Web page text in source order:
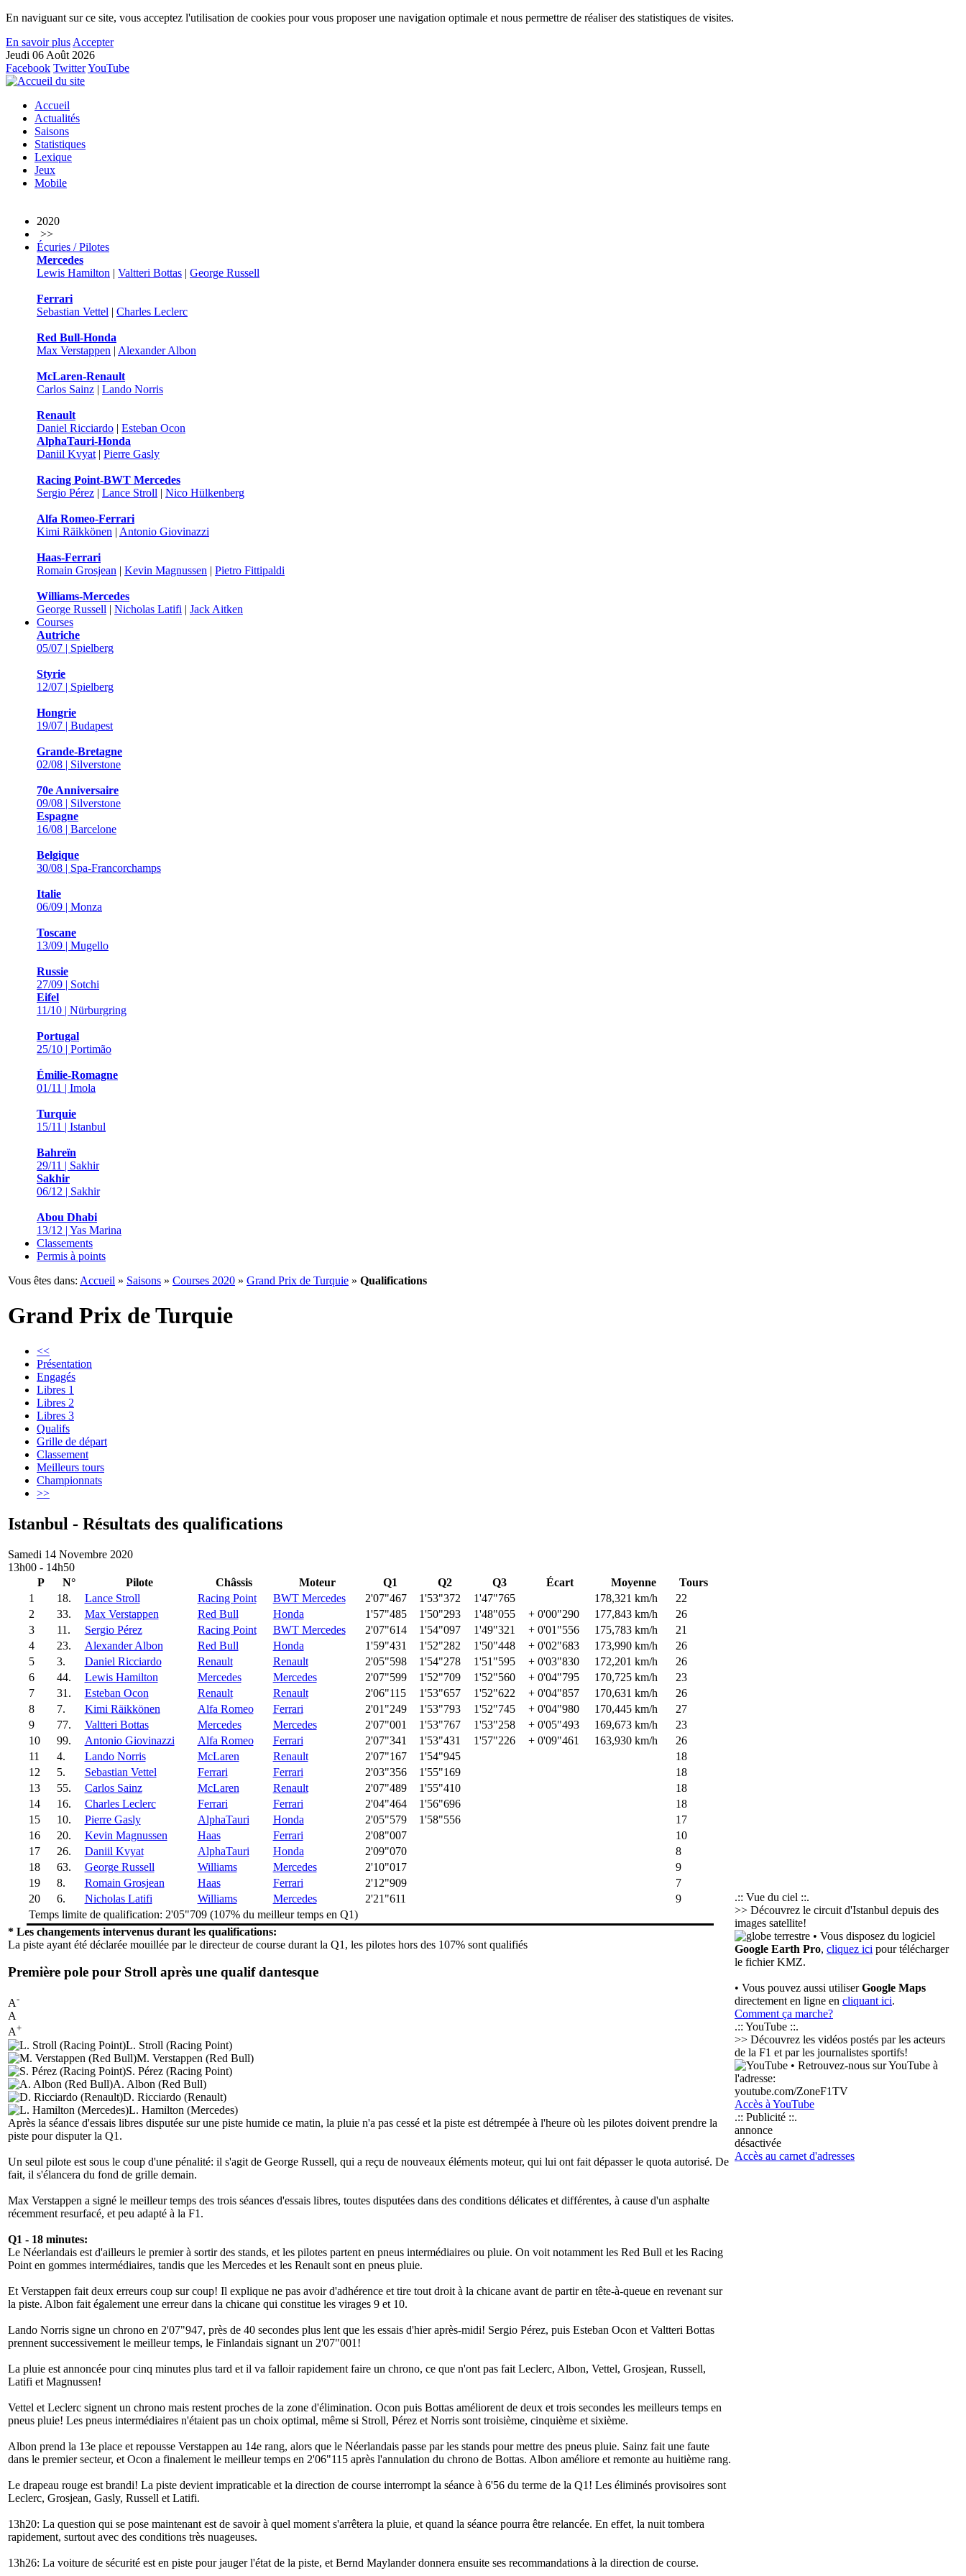
En naviguant sur ce site, vous acceptez l'utilisation de cookies pour vous proposer une navigation optimale et nous permettre de réaliser des statistiques de visites.
En savoir plus Accepter
Jeudi 06 Août 2026
Facebook TwitterYouTube
Accueil
Actualités
Saisons
Statistiques
Lexique
Jeux
Mobile
2020
>>
Écuries / Pilotes
Mercedes
Lewis Hamilton | Valtteri Bottas | George Russell
Ferrari
Sebastian Vettel | Charles Leclerc
Red Bull-Honda
Max Verstappen | Alexander Albon
McLaren-Renault
Carlos Sainz | Lando Norris
Renault
Daniel Ricciardo | Esteban Ocon
AlphaTauri-Honda
Daniil Kvyat | Pierre Gasly
Racing Point-BWT Mercedes
Sergio Pérez | Lance Stroll | Nico Hülkenberg
Alfa Romeo-Ferrari
Kimi Räikkönen | Antonio Giovinazzi
Haas-Ferrari
Romain Grosjean | Kevin Magnussen | Pietro Fittipaldi
Williams-Mercedes
George Russell | Nicholas Latifi | Jack Aitken
Courses
Autriche
05/07 | Spielberg
Styrie
12/07 | Spielberg
Hongrie
19/07 | Budapest
Grande-Bretagne
02/08 | Silverstone
70e Anniversaire
09/08 | Silverstone
Espagne
16/08 | Barcelone
Belgique
30/08 | Spa-Francorchamps
Italie
06/09 | Monza
Toscane
13/09 | Mugello
Russie
27/09 | Sotchi
Eifel
11/10 | Nürburgring
Portugal
25/10 | Portimão
Émilie-Romagne
01/11 | Imola
Turquie
15/11 | Istanbul
Bahreïn
29/11 | Sakhir
Sakhir
06/12 | Sakhir
Abou Dhabi
13/12 | Yas Marina
Classements
Permis à points
Vous êtes dans: Accueil » Saisons » Courses 2020 » Grand Prix de Turquie » Qualifications
Grand Prix de Turquie
<<
Présentation
Engagés
Libres 1
Libres 2
Libres 3
Qualifs
Grille de départ
Classement
Meilleurs tours
Championnats
>>
Istanbul - Résultats des qualifications
Samedi 14 Novembre 2020
13h00 - 14h50
P
N° Pilote Châssis Moteur Q1 Q2 Q3 Écart Moyenne
Tours
1
18. Lance Stroll Racing Point BWT Mercedes 2'07"467 1'53"372 1'47"765 178,321 km/h
22
2
33. Max Verstappen Red Bull Honda 1'57"485 1'50"293 1'48"055 + 0'00"290 177,843 km/h
26
3
11. Sergio Pérez Racing Point BWT Mercedes 2'07"614 1'54"097 1'49"321 + 0'01"556 175,783 km/h
21
4
23. Alexander Albon Red Bull Honda 1'59"431 1'52"282 1'50"448 + 0'02"683 173,990 km/h
26
5
3. Daniel Ricciardo Renault Renault 2'05"598 1'54"278 1'51"595 + 0'03"830 172,201 km/h
26
6
44. Lewis Hamilton Mercedes Mercedes 2'07"599 1'52"709 1'52"560 + 0'04"795 170,725 km/h
23
7
31. Esteban Ocon Renault Renault 2'06"115 1'53"657 1'52"622 + 0'04"857 170,631 km/h
26
8
7. Kimi Räikkönen Alfa Romeo Ferrari 2'01"249 1'53"793 1'52"745 + 0'04"980 170,445 km/h
27
9
77. Valtteri Bottas Mercedes Mercedes 2'07"001 1'53"767 1'53"258 + 0'05"493 169,673 km/h
23
10
99. Antonio Giovinazzi Alfa Romeo Ferrari 2'07"341 1'53"431 1'57"226 + 0'09"461 163,930 km/h
26
11
4. Lando Norris McLaren Renault 2'07"167 1'54"945
18
12
5. Sebastian Vettel Ferrari Ferrari 2'03"356 1'55"169
18
13
55. Carlos Sainz McLaren Renault 2'07"489 1'55"410
18
14
16. Charles Leclerc Ferrari Ferrari 2'04"464 1'56"696
18
15
10. Pierre Gasly AlphaTauri Honda 2'05"579 1'58"556
17
16
20. Kevin Magnussen Haas Ferrari 2'08"007
10
17
26. Daniil Kvyat AlphaTauri Honda 2'09"070
8
18
63. George Russell Williams Mercedes 2'10"017
9
19
8. Romain Grosjean Haas Ferrari 2'12"909
7
20
6. Nicholas Latifi Williams Mercedes 2'21"611
9
Temps limite de qualification: 2'05"709 (107% du meilleur temps en Q1)
* Les changements intervenus durant les qualifications:
La piste ayant été déclarée mouillée par le directeur de course durant la Q1, les pilotes hors des 107% sont qualifiés
Première pole pour Stroll après une qualif dantesque
A-
A
A+
L. Stroll (Racing Point)
M. Verstappen (Red Bull)
S. Pérez (Racing Point)
A. Albon (Red Bull)
D. Ricciardo (Renault)
L. Hamilton (Mercedes)
Après la séance d'essais libres disputée sur une piste humide ce matin, la pluie n'a pas cessé et la piste est détrempée à l'heure où les pilotes doivent prendre la
piste pour disputer la Q1.
Un seul pilote est sous le coup d'une pénalité: il s'agit de George Russell, qui a reçu de nouveaux éléments moteur, qui lui ont fait dépasser le quota autorisé. De
fait, il s'élancera du fond de grille demain.
Max Verstappen a signé le meilleur temps des trois séances d'essais libres, toutes disputées dans des conditions délicates et différentes, à cause d'un asphalte
récemment resurfacé, et peu adapté à la F1.
Q1 - 18 minutes:
Le Néerlandais est d'ailleurs le premier à sortir des stands, et les pilotes partent en pneus intermédiaires ou pluie. On voit notamment les Red Bull et les Racing
Point en gommes intermédiaires, tandis que les Mercedes et les Renault sont en pneus pluie.
Et Verstappen fait deux erreurs coup sur coup! Il explique ne pas avoir d'adhérence et tire tout droit à la chicane avant de partir en tête-à-queue en revenant sur
la piste. Albon fait également une erreur dans la chicane qui constitue les virages 9 et 10.
Lando Norris signe un chrono en 2'07"947, près de 40 secondes plus lent que les essais d'hier après-midi! Sergio Pérez, puis Esteban Ocon et Valtteri Bottas
prennent successivement le meilleur temps, le Finlandais signant un 2'07"001!
La pluie est annoncée pour cinq minutes plus tard et il va falloir rapidement faire un chrono, ce que n'ont pas fait Leclerc, Albon, Vettel, Grosjean, Russell,
Latifi et Magnussen!
Vettel et Leclerc signent un chrono mais restent proches de la zone d'élimination. Ocon puis Bottas améliorent de deux et trois secondes les meilleurs temps en
pneus pluie! Les pneus intermédiaires n'étaient pas un choix optimal, même si Stroll, Pérez et Norris sont troisième, cinquième et sixième.
Albon prend la 13e place et repousse Verstappen au 14e rang, alors que le Néerlandais passe par les stands pour mettre des pneus pluie. Sainz fait une faute
dans le premier secteur, et Ocon a finalement le meilleur temps en 2'06"115 après l'annulation du chrono de Bottas. Albon améliore et remonte au huitième rang.
Le drapeau rouge est brandi! La piste devient impraticable et la direction de course interrompt la séance à 6'56 du terme de la Q1! Les éliminés provisoires sont
Leclerc, Grosjean, Gasly, Russell et Latifi.
13h20: La question qui se pose maintenant est de savoir à quel moment s'arrêtera la pluie, et quand la séance pourra être relancée. En effet, la nuit tombera
rapidement, surtout avec des conditions très nuageuses.
13h26: La voiture de sécurité est en piste pour jauger l'état de la piste, et Bernd Maylander donnera ensuite ses recommandations à la direction de course.
.:: Vue du ciel ::.
>> Découvrez le circuit d'Istanbul depuis des
images satellite!
• Vous disposez du logiciel
Google Earth Pro, cliquez ici pour télécharger
le fichier KMZ.
• Vous pouvez aussi utiliserGoogle Maps
directement en ligne en cliquant ici.
Comment ça marche?
.:: YouTube ::.
>> Découvrez les vidéos postés par les acteurs
de la F1 et par les journalistes sportifs!
• Retrouvez-nous sur YouTube à
l'adresse:
youtube.com/ZoneF1TV
Accès à YouTube
.:: Publicité ::.
annonce
désactivée
Accès au carnet d'adresses